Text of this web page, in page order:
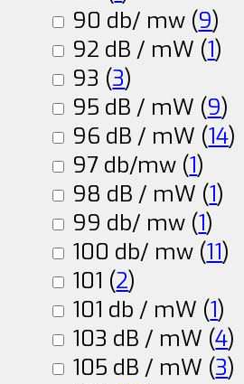
90 db/ mw (9)
92 dB / mW (1)
93 (3)
95 dB / mW (9)
96 dB / mW (14)
97 db/mw (1)
98 dB / mW (1)
99 db/ mw (1)
100 db/ mw (11)
101 (2)
101 db / mW (1)
103 dB / mW (4)
105 dB / mW (3)